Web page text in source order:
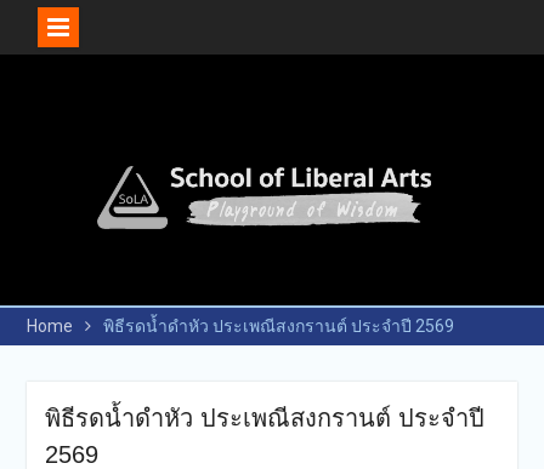
Home พิธีรดน้ำดำหัว ประเพณีสงกรานต์ ประจำปี 2569
พิธีรดน้ำดำหัว ประเพณีสงกรานต์ ประจำปี
2569